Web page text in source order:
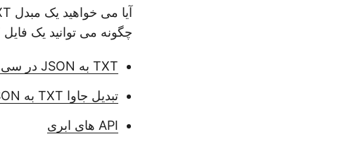
چگونه می توانید یک فایل TXT را به صورت برنامه نویسی به فرمت JSON تبدیل کنید.
TXT به JSON در سی شارپ
تبدیل جاوا TXT به JSON
API های ابری